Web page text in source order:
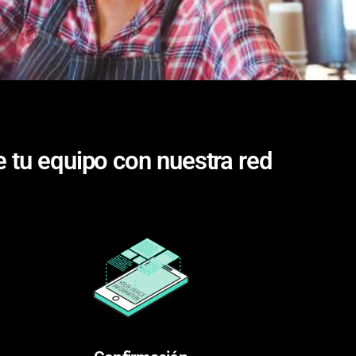
tu equipo con nuestra red